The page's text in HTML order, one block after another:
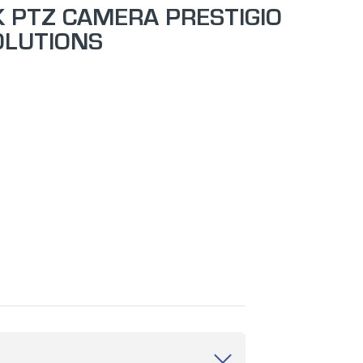
PTZ CAMERA PRESTIGIO